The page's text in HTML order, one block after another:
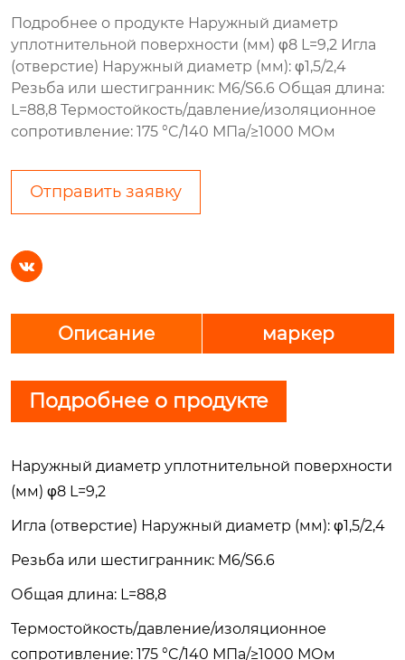
Подробнее о продукте Наружный диаметр
уплотнительной поверхности (мм) φ8 L=9,2 Игла
(отверстие) Наружный диаметр (мм): φ1,5/2,4
Резьба или шестигранник: M6/S6.6 Общая длина:
L=88,8 Термостойкость/давление/изоляционное
сопротивление: 175 °C/140 МПа/≥1000 МОм
Отправить заявку

Описание маркер
Подробнее о продукте
Наружный диаметр уплотнительной поверхности
(мм) φ8 L=9,2
Игла (отверстие) Наружный диаметр (мм): φ1,5/2,4
Резьба или шестигранник: M6/S6.6
Общая длина: L=88,8
Термостойкость/давление/изоляционное
сопротивление: 175 °C/140 МПа/≥1000 МОм